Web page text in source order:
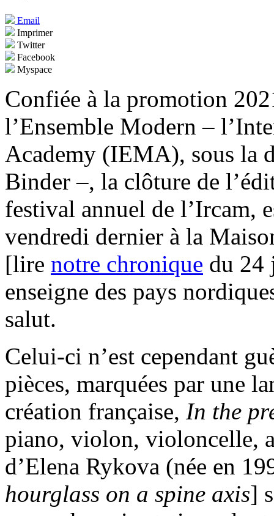
Email
Imprimer
Twitter
Facebook
Myspace
Confiée à la promotion
l’Ensemble Modern –
Academy (IEMA), sous la
Binder –, la clôture de
festival annuel de l’Ircam,
vendredi dernier à la
[lire notre chronique du 24
enseigne des pays
salut.
Celui-ci n’est cependant
pièces, marquées par une
création française, In the
piano, violon, violoncelle,
d’Elena Rykova (née en
hourglass on a spine axis]